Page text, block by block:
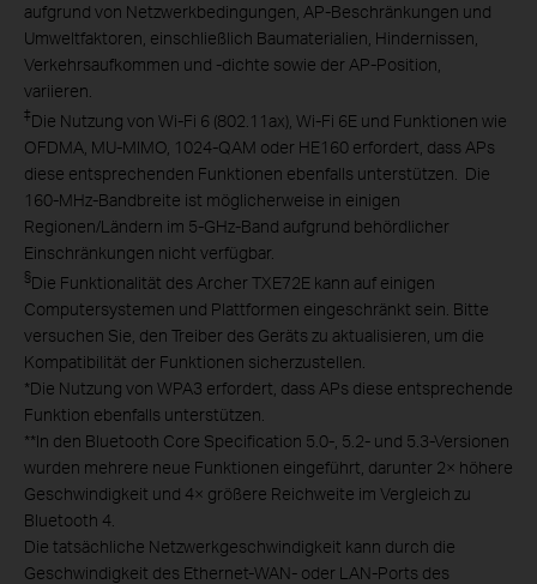
aufgrund von Netzwerkbedingungen, AP-Beschränkungen und
Umweltfaktoren, einschließlich Baumaterialien, Hindernissen,
Verkehrsaufkommen und -dichte sowie der AP-Position,
variieren.
‡Die Nutzung von Wi-Fi 6 (802.11ax), Wi-Fi 6E und Funktionen wie
OFDMA, MU-MIMO, 1024-QAM oder HE160 erfordert, dass APs
diese entsprechenden Funktionen ebenfalls unterstützen. Die
160-MHz-Bandbreite ist möglicherweise in einigen
Regionen/Ländern im 5-GHz-Band aufgrund behördlicher
Einschränkungen nicht verfügbar.
§Die Funktionalität des Archer TXE72E kann auf einigen
Computersystemen und Plattformen eingeschränkt sein. Bitte
versuchen Sie, den Treiber des Geräts zu aktualisieren, um die
Kompatibilität der Funktionen sicherzustellen.
*Die Nutzung von WPA3 erfordert, dass APs diese entsprechende
Funktion ebenfalls unterstützen.
**In den Bluetooth Core Specification 5.0-, 5.2- und 5.3-Versionen
wurden mehrere neue Funktionen eingeführt, darunter 2× höhere
Geschwindigkeit und 4× größere Reichweite im Vergleich zu
Bluetooth 4.
Die tatsächliche Netzwerkgeschwindigkeit kann durch die
Geschwindigkeit des Ethernet-WAN- oder LAN-Ports des